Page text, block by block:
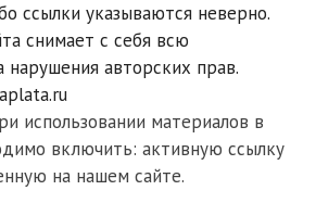
ссылки указываются неверно.
снимает с себя всю
нарушения авторских прав.
использовании материалов в
включить: активную ссылку
на нашем сайте.